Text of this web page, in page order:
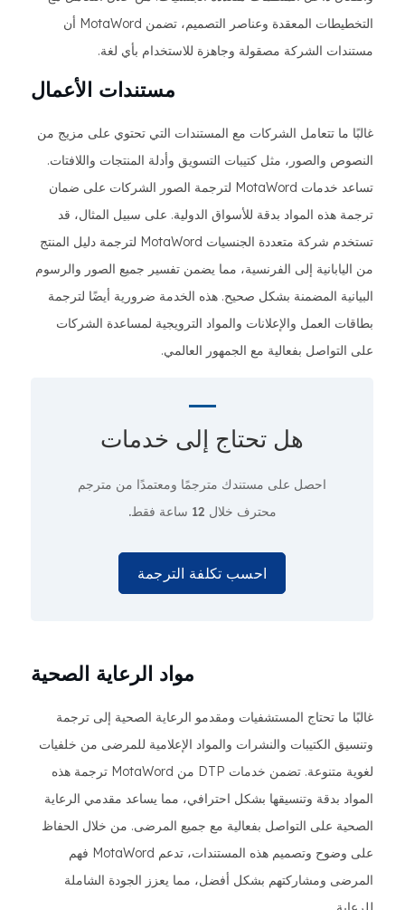
التخطيطات المعقدة وعناصر التصميم، تضمن MotaWord أن
مستندات الشركة مصقولة وجاهزة للاستخدام بأي لغة.
مستندات الأعمال
غالبًا ما تتعامل الشركات مع المستندات التي تحتوي على مزيج من
النصوص والصور، مثل كتيبات التسويق وأدلة المنتجات واللافتات.
تساعد خدمات MotaWord لترجمة الصور الشركات على ضمان
ترجمة هذه المواد بدقة للأسواق الدولية. على سبيل المثال، قد
تستخدم شركة متعددة الجنسيات MotaWord لترجمة دليل المنتج
من اليابانية إلى الفرنسية، مما يضمن تفسير جميع الصور والرسوم
البيانية المضمنة بشكل صحيح. هذه الخدمة ضرورية أيضًا لترجمة
بطاقات العمل والإعلانات والمواد الترويجية لمساعدة الشركات
على التواصل بفعالية مع الجمهور العالمي.
هل تحتاج إلى خدمات
احصل على مستندك مترجمًا ومعتمدًا من مترجم
محترف خلال 12 ساعة فقط.
احسب تكلفة الترجمة
مواد الرعاية الصحية
غالبًا ما تحتاج المستشفيات ومقدمو الرعاية الصحية إلى ترجمة
وتنسيق الكتيبات والنشرات والمواد الإعلامية للمرضى من خلفيات
لغوية متنوعة. تضمن خدمات DTP من MotaWord ترجمة هذه
المواد بدقة وتنسيقها بشكل احترافي، مما يساعد مقدمي الرعاية
الصحية على التواصل بفعالية مع جميع المرضى. من خلال الحفاظ
على وضوح وتصميم هذه المستندات، تدعم MotaWord فهم
المرضى ومشاركتهم بشكل أفضل، مما يعزز الجودة الشاملة